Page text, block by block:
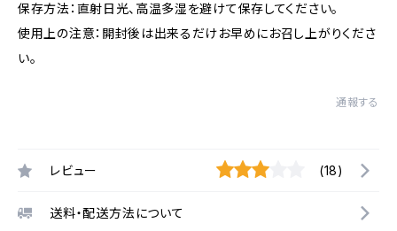
保存方法：直射日光、高温多湿を避けて保存してください。
使用上の注意：開封後は出来るだけお早めにお召し上がりくださ
い。
通報する
レビュー (18)
送料・配送方法について